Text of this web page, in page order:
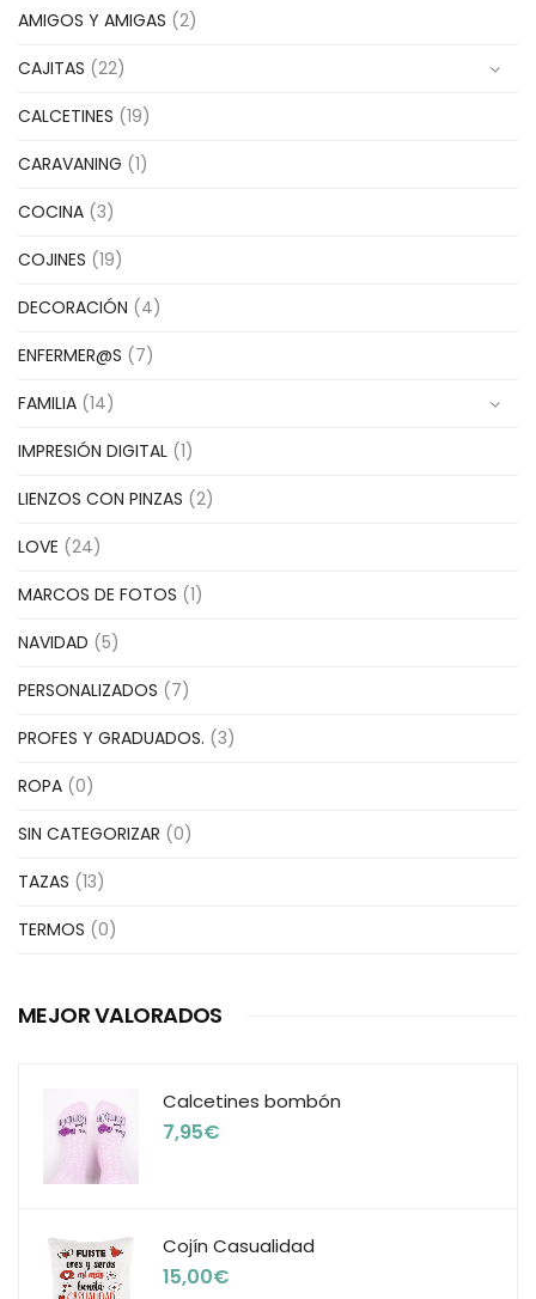
AMIGOS Y AMIGAS (2)
CAJITAS (22)
CALCETINES (19)
CARAVANING (1)
COCINA (3)
COJINES (19)
DECORACIÓN (4)
ENFERMER@S (7)
FAMILIA (14)
IMPRESIÓN DIGITAL (1)
LIENZOS CON PINZAS (2)
LOVE (24)
MARCOS DE FOTOS (1)
NAVIDAD (5)
PERSONALIZADOS (7)
PROFES Y GRADUADOS. (3)
ROPA (0)
SIN CATEGORIZAR (0)
TAZAS (13)
TERMOS (0)
MEJOR VALORADOS
Calcetines bombón
7,95€
Cojín Casualidad
15,00€